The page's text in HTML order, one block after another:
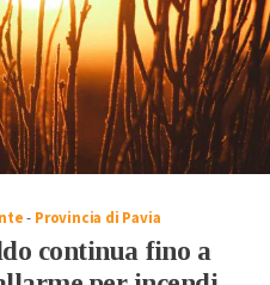
- Provincia di Pavia
continua fino a